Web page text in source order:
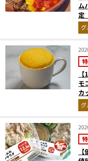
ム
定
モ
カ
高